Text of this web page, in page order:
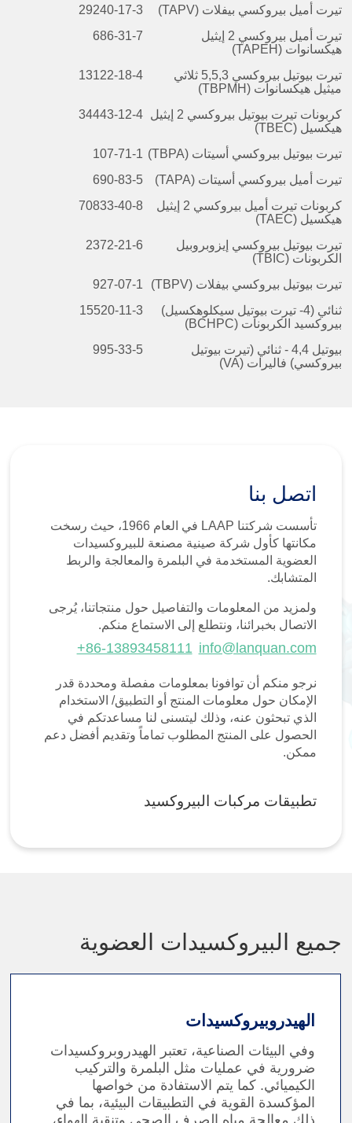
تيرت أميل بيروكسي بيفلات (TAPV)
29240-17-3
تيرت أميل بيروكسي 2 إيثيل
هيكسانوات (TAPEH)
686-31-7
تيرت بيوتيل بيروكسي3
,5,
5 ثلاثي
ميثيل هيكسانوات (TBPMH)
13122-18-4
كربونات تيرت بيوتيل بيروكسي 2 إيثيل
هيكسيل (TBEC)
34443-12-4
تيرت بيوتيل بيروكسي أسيتات (TBPA)
107-71-1
تيرت أميل بيروكسي أسيتات (TAPA)
690-83-5
كربونات تيرت أميل بيروكسي 2 إيثيل
هيكسيل (TAEC)
70833-40-8
تيرت بيوتيل بيروكسي إيزوبروبيل
الكربونات (TBIC)
2372-21-6
تيرت بيوتيل بيروكسي بيفلات (TBPV)
927-07-1
ثنائي(
4- تيرت بيوتيل سيكلوهكسيل)
بيروكسيد الكربونات (BCHPC)
15520-11-3
بيوتيل 4, 4 -
ثنائي (تيرت بيوتيل
بيروكسي) فاليرات (VA)
995-33-5
اتصل بنا
تأسست شركتنا LAAP في العام 1966، حيث رسخت
مكانتها كأول شركة صينية مصنعة للبيروكسيدات
العضوية المستخدمة في البلمرة والمعالجة والربط
المتشابك.
ولمزيد من المعلومات والتفاصيل حول منتجاتنا، يُرجى
الاتصال بخبرائنا، ونتطلع إلى الاستماع منكم.
info@lanquan.com
+86-13893458111
نرجو منكم أن توافونا بمعلومات مفصلة ومحددة قدر
الإمكان حول معلومات المنتج أو التطبيق/ الاستخدام
الذي تبحثون عنه، وذلك ليتسنى لنا مساعدتكم في
الحصول على المنتج المطلوب تماماً وتقديم أفضل دعم
ممكن.
تطبيقات مركبات البيروكسيد
جميع البيروكسيدات العضوية
الهيدروبيروكسيدات
وفي البيئات الصناعية، تعتبر الهيدروبروكسيدات
ضرورية في عمليات مثل البلمرة والتركيب
الكيميائي. كما يتم الاستفادة من خواصها
المؤكسدة القوية في التطبيقات البيئية، بما في
ذلك معالجة مياه الصرف الصحي وتنقية الهواء،